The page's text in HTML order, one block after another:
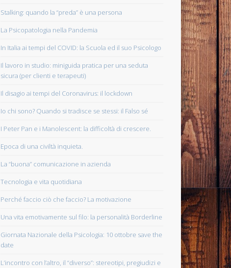
Stalking: quando la “preda” è una persona
La Psicopatologia nella Pandemia
In Italia ai tempi del COVID: la Scuola ed il suo Psicologo
Il lavoro in studio: miniguida pratica per una seduta
sicura (per clienti e terapeuti)
Il disagio ai tempi del Coronavirus: il lockdown
Io chi sono? Quando si tradisce se stessi: il Falso sé
I Peter Pan e i Manolescent: la difficoltà di crescere.
Epoca di una civiltà inquieta.
La “buona” comunicazione in azienda
Tecnologia e vita quotidiana
Perché faccio ciò che faccio? La motivazione
Una vita emotivamente sul filo: la personalità Borderline
Giornata Nazionale della Psicologia: 10 ottobre save the
date
L’incontro con l’altro, il “diverso”: stereotipi, pregiudizi e